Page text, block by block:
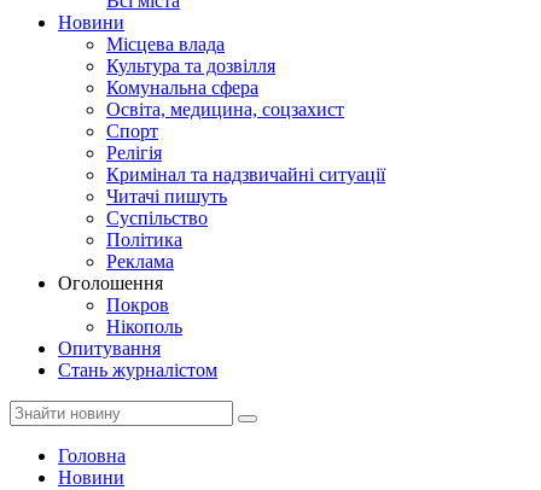
Новини
Місцева влада
Культура та дозвілля
Комунальна сфера
Освіта, медицина, соцзахист
Спорт
Релігія
Кримінал та надзвичайні ситуації
Читачі пишуть
Суспільство
Політика
Реклама
Оголошення
Покров
Нікополь
Опитування
Стань журналістом
Головна
Новини